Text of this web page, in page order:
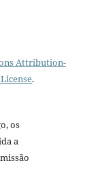
Attribution-
.
os
a